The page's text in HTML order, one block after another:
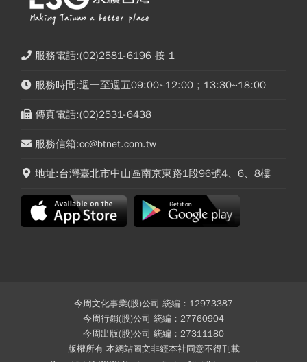
服務電話:(02)2581-6196 按 1
服務時間:週一至週五09:00~12:00；13:30~18:00
傳真電話:(02)2531-6438
服務信箱:cc@btnet.com.tw
地址:台灣臺北市中山區南京東路1段96號4、6、8樓
今周文化事業(股)公司 統編：12973387
今周行銷(股)公司 統編：27760904
今周出版(股)公司 統編：27311180
版權所有 本網站圖文非經本社同意不得刊載